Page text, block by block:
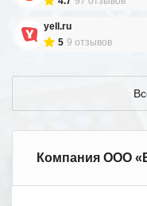
yell.ru
5 9 отзывов
Компания ООО